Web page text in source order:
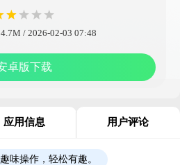
/ 2026-02-03 07:48
卓版下载
应用信息 用户评论
趣味操作，轻松有趣。